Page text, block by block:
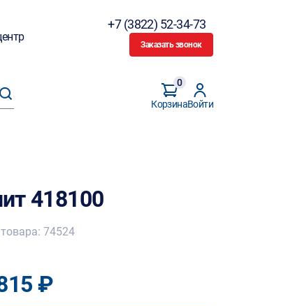
+7 (3822) 52-34-73
Заказать звонок
Корзина
0
Войти
418100
74524
₽